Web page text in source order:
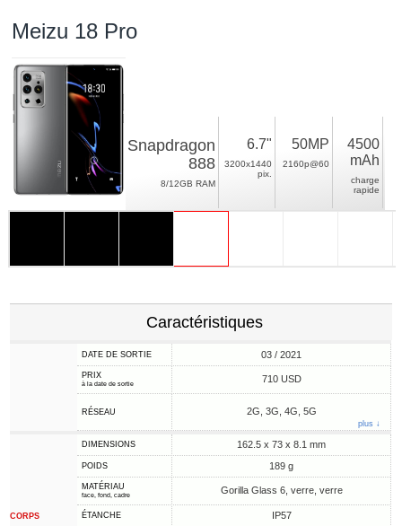
Meizu 18 Pro
Snapdragon
888
8/12GB RAM
6.7"
3200x1440
pix.
50MP
2160p@60
4500
mAh
charge
rapide
Caractéristiques
DATE DE SORTIE 03 / 2021
PRIX
à la date de sortie 710 USD
RÉSEAU 2G, 3G, 4G, 5G
plus ↓
CORPS
DIMENSIONS 162.5 x 73 x 8.1 mm
POIDS 189 g
MATÉRIAU
face, fond, cadre Gorilla Glass 6, verre, verre
ÉTANCHE IP57